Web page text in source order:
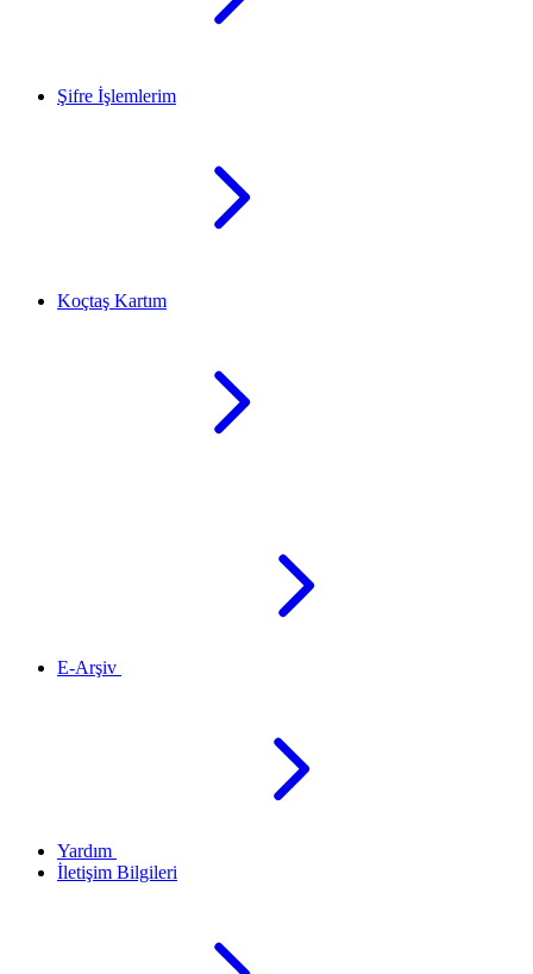
Şifre İşlemlerim
Koçtaş Kartım
E-Arşiv
Yardım
İletişim Bilgileri